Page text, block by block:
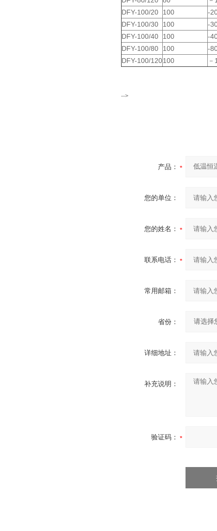
DFY-100/20
100
-
DFY-100/30
100
-
DFY-100/40
100
-
DFY-100/80
100
-
DFY-100/120100
-->
产品：
您的单位：
您的姓名：
联系电话：
常用邮箱：
省份：
详细地址：
补充说明：
验证码：